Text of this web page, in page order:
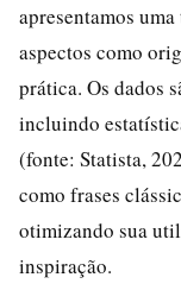
apresentamos
aspectos como
prática. Os dados
incluindo
(fonte: Statista,
como frases
otimizando sua
inspiração.